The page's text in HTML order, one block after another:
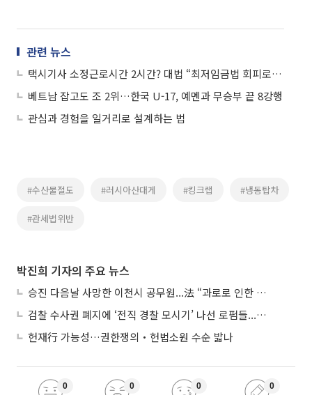
관련 뉴스
택시기사 소정근로시간 2시간? 대법 “최저임금법 회피로 무효”
베트남 잡고도 조 2위…한국 U-17, 예멘과 무승부 끝 8강행
관심과 경험을 일거리로 설계하는 법
#수산물절도 #러시아산대게 #킹크랩 #냉동탑차
#관세법위반
박진희 기자의 주요 뉴스
승진 다음날 사망한 이천시 공무원...法 “과로로 인한 순직”
검찰 수사권 폐지에 ‘전직 경찰 모시기’ 나선 로펌들...“경찰수사 대응 강화”
헌재行 가능성…권한쟁의‧헌법소원 수순 밟나
0 0 0 0